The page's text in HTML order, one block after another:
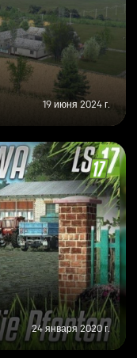
19 июня 2024 г.
24 января 2020 г.